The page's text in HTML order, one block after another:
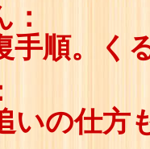
手順。く
いの仕方